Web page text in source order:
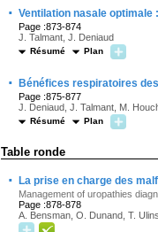
· Ventilation nasale optimale
Page :873-874
J. Talmant, J. Deniaud
Résumé Plan
· Bénéfices respiratoires
Page :875-877
J. Deniaud, J. Talmant, M.
Résumé Plan
Table ronde
· La prise en charge des
Management of uropathies
Page :878-878
A. Bensman, O. Dunand, T.